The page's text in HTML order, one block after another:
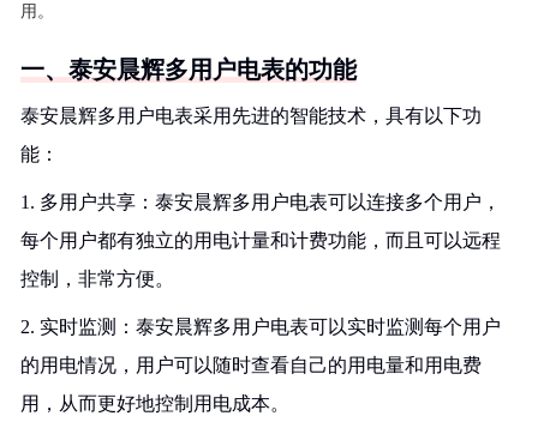
用。
一、泰安晨辉多用户电表的功能
泰安晨辉多用户电表采用先进的智能技术，具有以下功
能：
1. 多用户共享：泰安晨辉多用户电表可以连接多个用户，
每个用户都有独立的用电计量和计费功能，而且可以远程
控制，非常方便。
2. 实时监测：泰安晨辉多用户电表可以实时监测每个用户
的用电情况，用户可以随时查看自己的用电量和用电费
用，从而更好地控制用电成本。